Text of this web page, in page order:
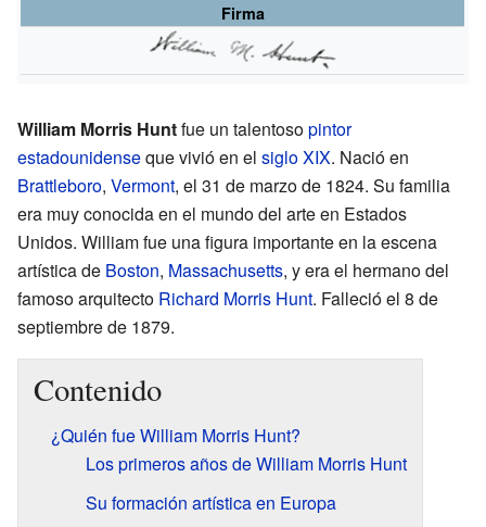
Firma
William Morris Huntfue un talentosopintor
estadounidenseque vivió en el siglo XIX. Nació en
Brattleboro, Vermont, el 31 de marzo de 1824. Su familia
era muy conocida en el mundo del arte en Estados
Unidos. William fue una figura importante en la escena
artística de Boston, Massachusetts, y era el hermano del
famoso arquitecto Richard Morris Hunt. Falleció el 8 de
septiembre de 1879.
Contenido
¿Quién fue William Morris Hunt?
Los primeros años de William Morris Hunt
Su formación artística en Europa